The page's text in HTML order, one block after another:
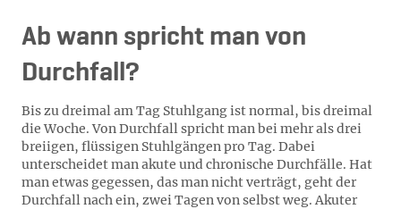
Ab wann spricht man von
Durchfall?
Bis zu dreimal am Tag Stuhlgang ist normal, bis dreimal
die Woche. Von Durchfall spricht man bei mehr als drei
breiigen, flüssigen Stuhlgängen pro Tag. Dabei
unterscheidet man akute und chronische Durchfälle. Hat
man etwas gegessen, das man nicht verträgt, geht der
Durchfall nach ein, zwei Tagen von selbst weg. Akuter